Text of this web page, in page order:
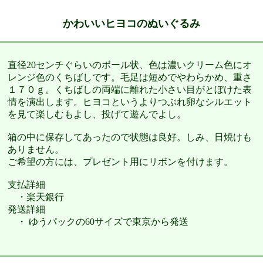
かわいいヒヨコのぬいぐるみ
直径20センチぐらいのボール状、色は濃いクリーム色にオ
レンジ色のくちばしです。毛足は短めでやわらかめ、重さ
１７０ｇ。くちばしの両端に離れた小さい目がとぼけた表
情を演出します。ヒヨコというよりつぶれ卵なシルエット
を見て楽しむもよし、投げて遊んでよし。
箱の中に保存してあったので状態は良好。しみ、日焼けも
ありません。
ご希望の方には、プレゼント用にリボンを付けます。
支払詳細
・楽天銀行
発送詳細
・ ゆうパックの60サイズで東京から発送